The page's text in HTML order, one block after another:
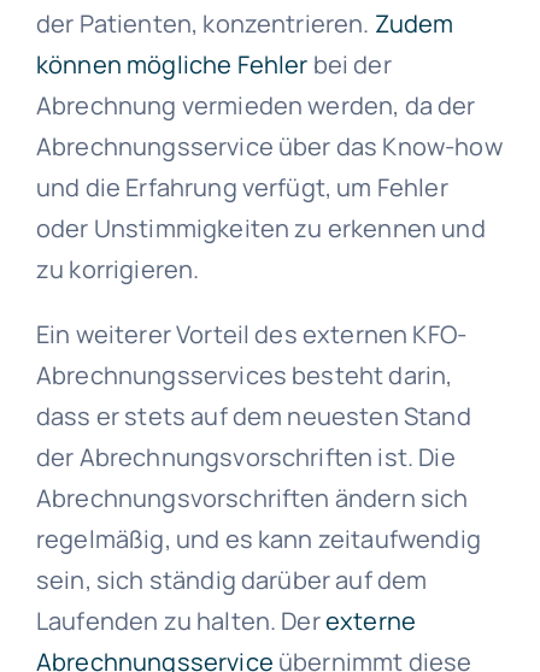
der Patienten, konzentrieren. Zudem
können mögliche Fehler bei der
Abrechnung vermieden werden, da der
Abrechnungsservice über das Know-how
und die Erfahrung verfügt, um Fehler
oder Unstimmigkeiten zu erkennen und
zu korrigieren.
Ein weiterer Vorteil des externen KFO-
Abrechnungsservices besteht darin,
dass er stets auf dem neuesten Stand
der Abrechnungsvorschriften ist. Die
Abrechnungsvorschriften ändern sich
regelmäßig, und es kann zeitaufwendig
sein, sich ständig darüber auf dem
Laufenden zu halten. Derexterne
Abrechnungsservice übernimmt diese